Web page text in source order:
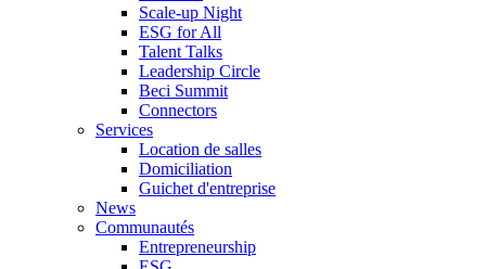
Scale-up Night
ESG for All
Talent Talks
Leadership Circle
Beci Summit
Connectors
Services
Location de salles
Domiciliation
Guichet d'entreprise
News
Communautés
Entrepreneurship